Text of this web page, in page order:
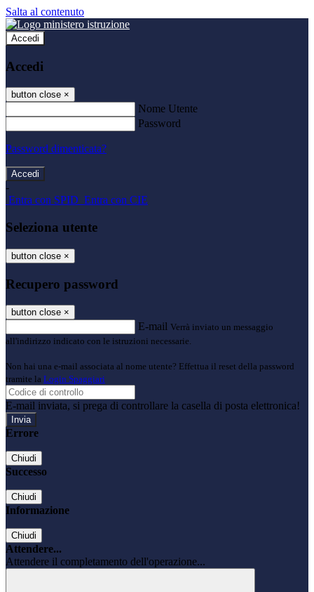
Salta al contenuto
Accedi
Accedi
button close ×
Nome Utente
Password
Password dimenticata?
-
Entra con SPID Entra con CIE
Seleziona utente
button close ×
Recupero password
button close ×
E-mail Verrà inviato un messaggio
all'indirizzo indicato con le istruzioni necessarie.
Non hai una e-mail associata al nome utente? Effettua il reset della password
tramite la Login Spaggiari
E-mail inviata, si prega di controllare la casella di posta elettronica!
Errore
Chiudi
Successo
Chiudi
Informazione
Chiudi
Attendere...
Attendere il completamento dell'operazione...